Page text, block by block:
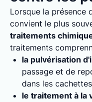
Lorsque la présence
convient le plus
traitements
traitements
la pulvérisation
passage et de
dans les
le traitement à la